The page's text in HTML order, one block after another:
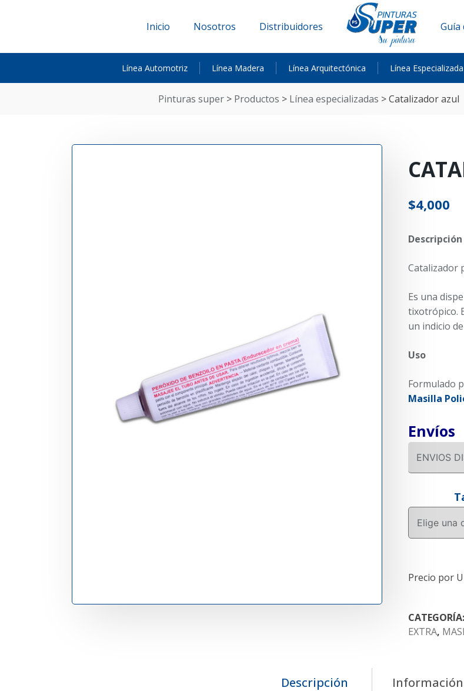
Inicio Nosotros Distribuidores
Línea Automotriz Línea Madera Línea Arquitectónica Línea Especializada
pinturas super> productos > línea especializadas > catalizador azul
$4,000
Descripción
Catalizador
Es una
tixotrópico.
un indicio
Uso
Formulado
Masilla
Envíos
CATEGORÍA:
EXTRA,
Descripción